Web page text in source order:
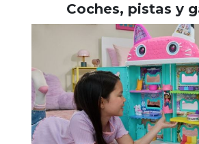
Coches, pistas y